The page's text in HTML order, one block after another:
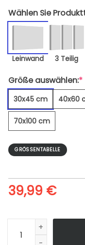
Wählen Sie
Leinwand 3 Teilig
Größe auswählen:*
30x45 cm
40x60
70x100 cm
GRÖSSENTABELLE
39,99 €
Ein Mann Und Ein